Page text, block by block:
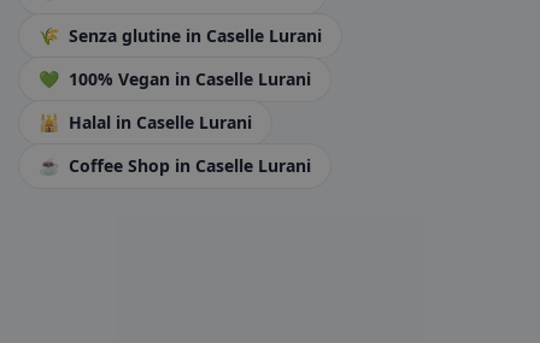
🌾 Senza glutine in Caselle Lurani
💚 100% Vegan in Caselle Lurani
🕌 Halal in Caselle Lurani
☕ Coffee Shop in Caselle Lurani